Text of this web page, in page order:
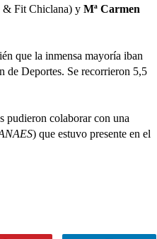
Fit Chiclana) y Mª Carmen
que la inmensa mayoría iban
de Deportes. Se recorrieron 5,5
pudieron colaborar con una
) que estuvo presente en el